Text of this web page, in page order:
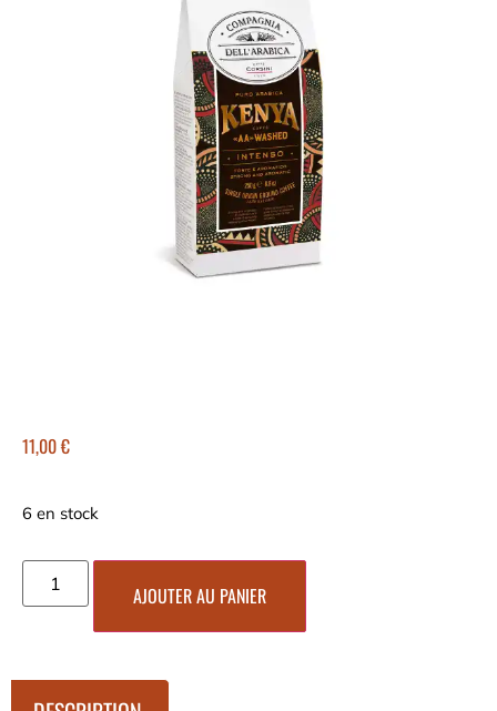
11,00€
6 en stock
AJOUTER AU PANIER